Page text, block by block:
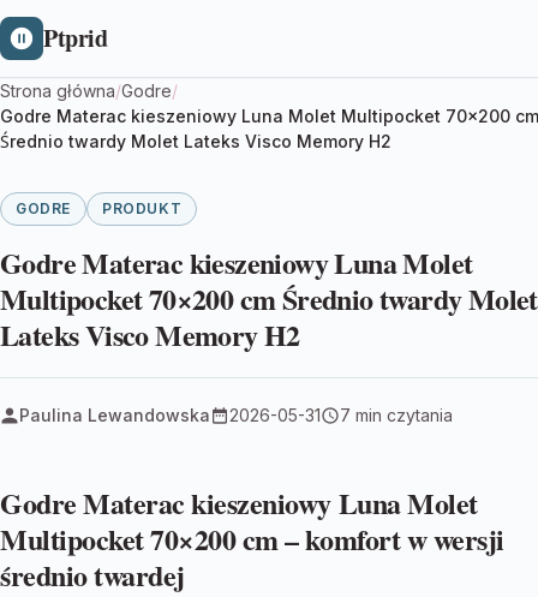
Ptprid
Strona główna/Godre/
Godre Materac kieszeniowy Luna Molet Multipocket 70×200 cm
Średnio twardy Molet Lateks Visco Memory H2
GODRE PRODUKT
Godre Materac kieszeniowy Luna Molet
Multipocket 70×200 cm Średnio twardy Molet
Lateks Visco Memory H2
Paulina Lewandowska 2026-05-31 7 min czytania
Godre Materac kieszeniowy Luna Molet
Multipocket 70×200 cm – komfort w wersji
średnio twardej